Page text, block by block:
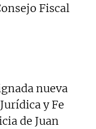
Fiscal
nueva
y Fe
de Juan